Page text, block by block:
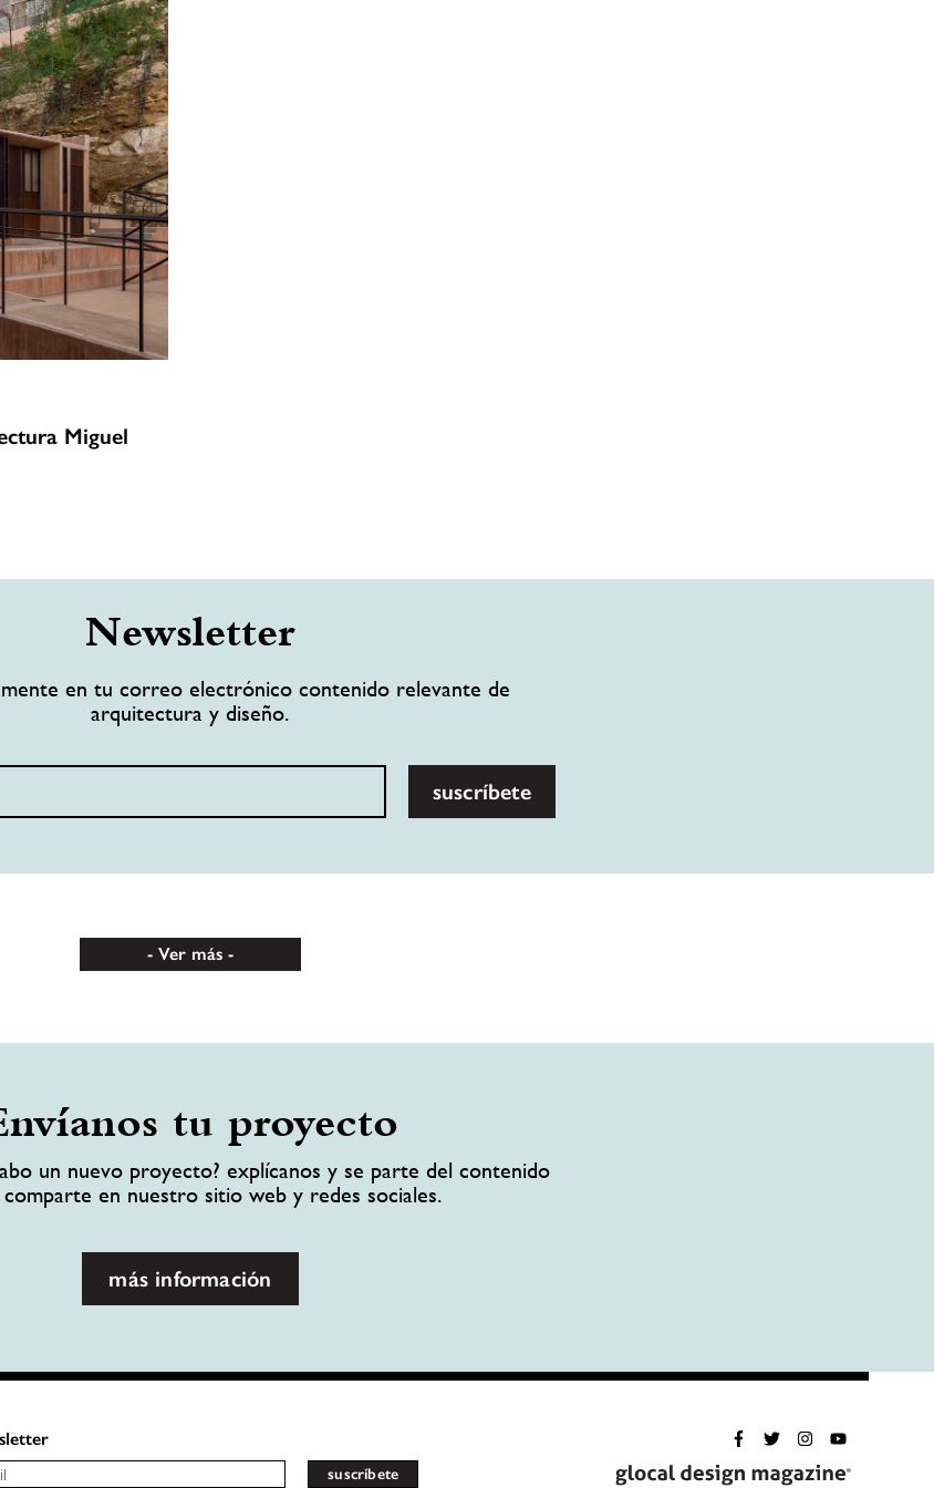
Miguel
Newsletter
en tu correo electrónico contenido relevante de
arquitectura y diseño.
suscríbete
Ver más
tu proyecto
un nuevo proyecto? explícanos y se parte del contenido
comparte en nuestro sitio web y redes sociales.
más información
suscríbete